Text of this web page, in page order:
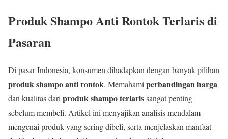
Produk Shampo Anti Rontok Terlaris di
Pasaran
Di pasar Indonesia, konsumen dihadapkan dengan banyak pilihan
produk shampo anti rontok. Memahami perbandingan harga
dan kualitas dari produk shampo terlarissangat penting
sebelum membeli. Artikel ini menyajikan analisis mendalam
mengenai produk yang sering dibeli, serta menjelaskan manfaat